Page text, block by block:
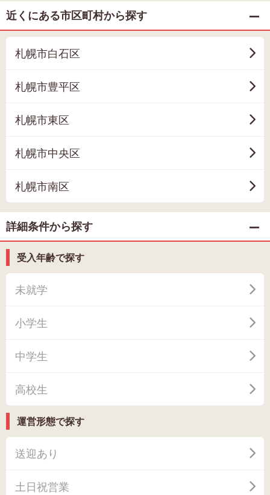
近くにある市区町村から探す
札幌市白石区
札幌市豊平区
札幌市東区
札幌市中央区
札幌市南区
詳細条件から探す
受入年齢で探す
未就学
小学生
中学生
高校生
運営形態で探す
送迎あり
土日祝営業